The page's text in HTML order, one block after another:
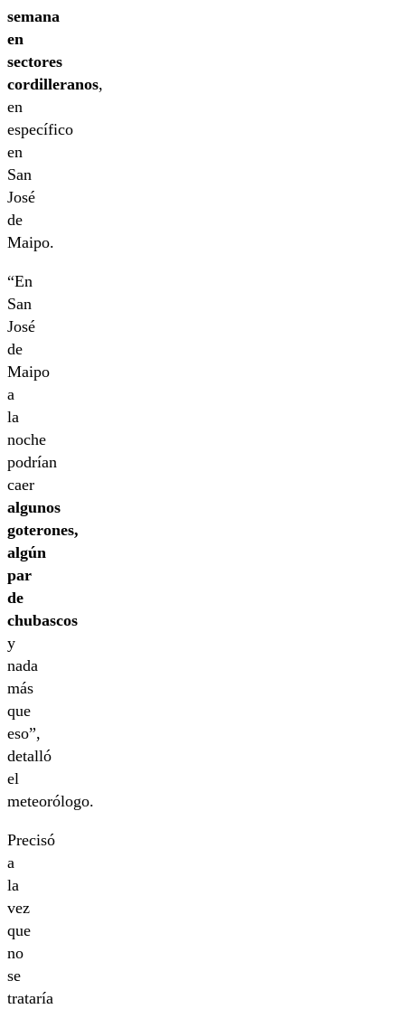
semana
en
sectores
cordilleranos,
en
específico
en
San
José
de
Maipo.
“En
San
José
de
Maipo
a
la
noche
podrían
caer
algunos
goterones,
algún
par
de
chubascos
y
nada
más
que
eso”,
detalló
el
meteorólogo.
Precisó
a
la
vez
que
no
se
trataría